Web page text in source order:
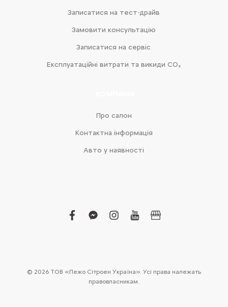
Записатися на тест-драйв
Замовити консультацію
Записатися на сервіс
Експлуатаційні витрати та викиди CO₂
Про салон
Контактна інформація
Авто у наявності
facebook
facebook-
instagram
youtubebusiness
© 2026 ТОВ «Пежо Сітроен Україна». Усі права належать
правовласникам.